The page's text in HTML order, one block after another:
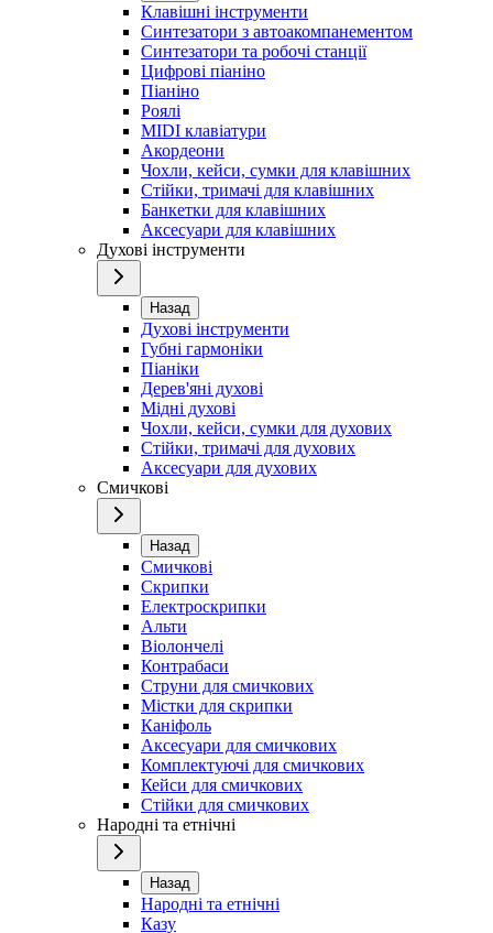
Клавішні інструменти
Синтезатори з автоакомпанементом
Синтезатори та робочі станції
Цифрові піаніно
Піаніно
Роялі
MIDI клавіатури
Акордеони
Чохли, кейси, сумки для клавішних
Стійки, тримачі для клавішних
Банкетки для клавішних
Аксесуари для клавішних
Духові інструменти
Назад
Духові інструменти
Губні гармоніки
Піаніки
Дерев'яні духові
Мідні духові
Чохли, кейси, сумки для духових
Стійки, тримачі для духових
Аксесуари для духових
Смичкові
Назад
Смичкові
Скрипки
Електроскрипки
Альти
Віолончелі
Контрабаси
Струни для смичкових
Містки для скрипки
Каніфоль
Аксесуари для смичкових
Комплектуючі для смичкових
Кейси для смичкових
Стійки для смичкових
Народні та етнічні
Назад
Народні та етнічні
Казу